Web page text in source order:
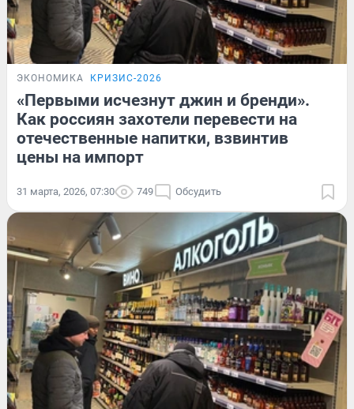
ЭКОНОМИКА КРИЗИС-2026
«Первыми исчезнут джин и бренди».
Как россиян захотели перевести на
отечественные напитки, взвинтив
цены на импорт
31 марта, 2026, 07:30 749 Обсудить